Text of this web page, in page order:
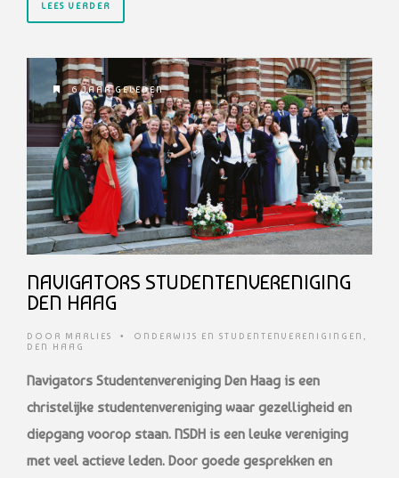
LEES VERDER
6 JAAR GELEDEN
NAVIGATORS STUDENTENVERENIGING
DEN HAAG
DOOR MARLIES • ONDERWIJS EN STUDENTENVERENIGINGEN ,
DEN HAAG
Navigators Studentenvereniging Den Haag is een
christelijke studentenvereniging waar gezelligheid en
diepgang voorop staan. NSDH is een leuke vereniging
met veel actieve leden. Door goede gesprekken en